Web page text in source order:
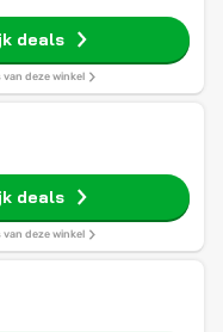
deals
van deze winkel
deals
van deze winkel